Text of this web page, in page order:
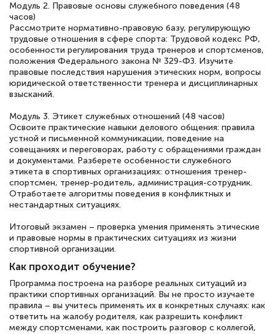
Модуль 2. Правовые основы служебного поведения (48
часов)
Рассмотрите нормативно-правовую базу, регулирующую
трудовые отношения в сфере спорта: Трудовой кодекс РФ,
особенности регулирования труда тренеров и спортсменов,
положения Федерального закона № 329-ФЗ. Изучите
правовые последствия нарушения этических норм, вопросы
юридической ответственности тренера и дисциплинарных
взысканий.
Модуль 3. Этикет служебных отношений (48 часов)
Освоите практические навыки делового общения: правила
устной и письменной коммуникации, поведение на
совещаниях и переговорах, работу с обращениями граждан
и документами. Разберете особенности служебного
этикета в спортивных организациях: отношения тренер-
спортсмен, тренер-родитель, администрация-сотрудник.
Отработаете алгоритмы поведения в конфликтных и
нестандартных ситуациях.
Итоговый экзамен – проверка умения применять этические
и правовые нормы в практических ситуациях из жизни
спортивной организации.
Как проходит обучение?
Программа построена на разборе реальных ситуаций из
практики спортивных организаций. Вы не просто изучаете
правила – вы учитесь применять их в конкретных случаях: как
ответить на жалобу родителя, как разрешить конфликт
между спортсменами, как построить разговор с коллегой,